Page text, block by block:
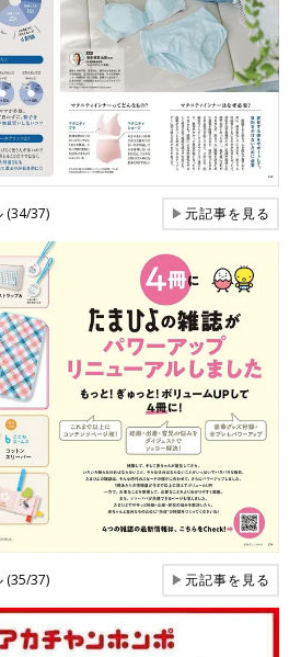
(34/37) ▶元記事を見る
(35/37) ▶元記事を見る